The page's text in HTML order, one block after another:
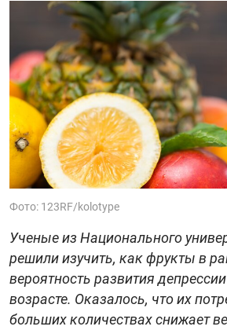
Фото: 123RF/kolotype
Ученые из Национального
решили изучить, как фрукты в
вероятность развития
возрасте. Оказалось, что их
больших количествах снижает